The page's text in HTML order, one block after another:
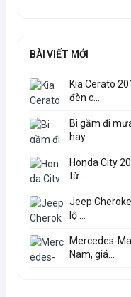
BÀI VIẾT MỚI
Kia Cerato
đèn c...
Bi gầm đi
hay ...
Honda City
từ...
Jeep
lộ ...
Mercedes-
Nam, giá...